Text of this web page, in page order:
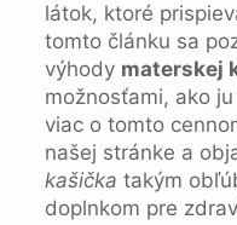
látok, ktoré
tomto článku sa
výhody materskej
možnosťami, ako
viac o tomto
našej stránke a
kašička takým
doplnkom pre